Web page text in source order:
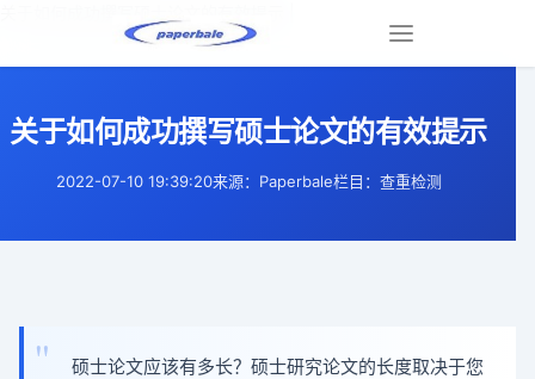
navigation
关于如何成功撰写硕士论文的有效提示
2022-07-10 19:39:20来源：Paperbale栏目：查重检测
硕士论文应该有多长？硕士研究论文的长度取决于您